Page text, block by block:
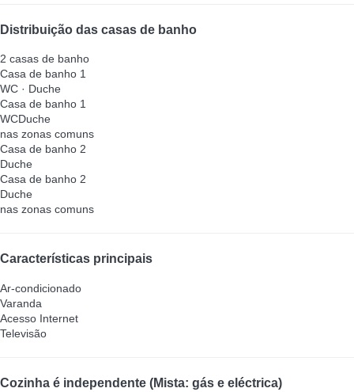
Distribuição das casas de banho
2 casas de banho
Casa de banho 1
WC · Duche
Casa de banho 1
WCDuche
nas zonas comuns
Casa de banho 2
Duche
Casa de banho 2
Duche
nas zonas comuns
Características principais
Ar-condicionado
Varanda
Acesso Internet
Televisão
Cozinha é independente (Mista: gás e eléctrica)